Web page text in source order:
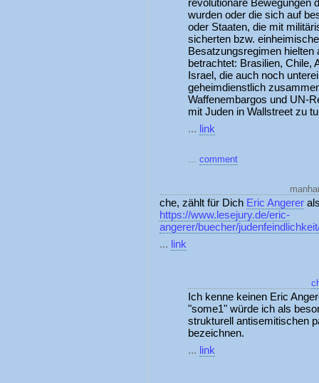
revolutionäre Bewegungen
wurden oder die sich auf
oder Staaten, die mit
sicherten bzw.
Besatzungsregimen
betrachtet: Brasilien, Chile,
Israel, die auch noch
geheimdienstlich
Waffenembargos und UN-
mit Juden in Wallstreet zu
... link
... comment
che, zählt für Dich Eric Angerer
https://www.lesejury.de/eric-
angerer/buecher/
... link
Ich kenne keinen Eric
"some1" würde ich als
strukturell antisemitischen
bezeichnen.
... link